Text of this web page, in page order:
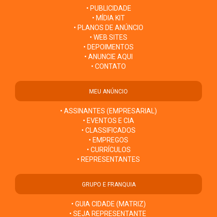
• PUBLICIDADE
• MÍDIA KIT
• PLANOS DE ANÚNCIO
• WEB SITES
• DEPOIMENTOS
• ANUNCIE AQUI
• CONTATO
MEU ANÚNCIO
• ASSINANTES (EMPRESARIAL)
• EVENTOS E CIA
• CLASSIFICADOS
• EMPREGOS
• CURRÍCULOS
• REPRESENTANTES
GRUPO E FRANQUIA
• GUIA CIDADE (MATRIZ)
• SEJA REPRESENTANTE